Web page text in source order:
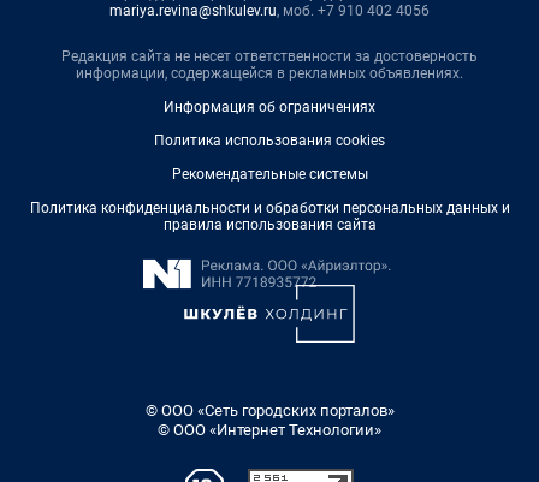
mariya.revina@shkulev.ru, моб. +7 910 402 4056
Редакция сайта не несет ответственности за достоверность
информации, содержащейся в рекламных объявлениях.
Информация об ограничениях
Политика использования cookies
Рекомендательные системы
Политика конфиденциальности и обработки персональных данных и
правила использования сайта
© ООО «Сеть городских порталов»
© ООО «Интернет Технологии»